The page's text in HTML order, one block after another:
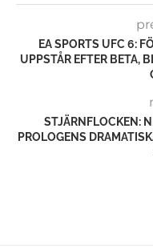
EA SPORTS UFC 6:
UPPSTÅR EFTER BETA,
STJÄRNFLOCKEN:
PROLOGENS